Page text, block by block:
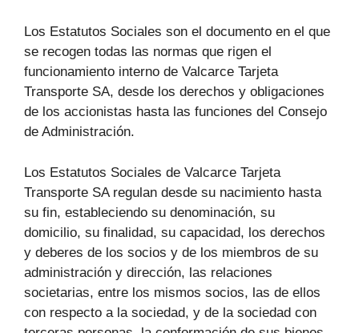
Los Estatutos Sociales son el documento en el que
se recogen todas las normas que rigen el
funcionamiento interno de Valcarce Tarjeta
Transporte SA, desde los derechos y obligaciones
de los accionistas hasta las funciones del Consejo
de Administración.
Los Estatutos Sociales de Valcarce Tarjeta
Transporte SA regulan desde su nacimiento hasta
su fin, estableciendo su denominación, su
domicilio, su finalidad, su capacidad, los derechos
y deberes de los socios y de los miembros de su
administración y dirección, las relaciones
societarias, entre los mismos socios, las de ellos
con respecto a la sociedad, y de la sociedad con